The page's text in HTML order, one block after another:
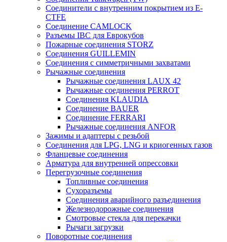
Соединители с внутренним покрытием из E-
CTFE
Соединение CAMLOCK
Разъемы IBC для Еврокубов
Пожарные соединения STORZ
Соединения GUILLEMIN
Соединения с симметричными захватами
Рычажные соединения
Рычажные соединения LAUX 42
Рычажные соединения PERROT
Соединения KLAUDIA
Соединение BAUER
Соединение FERRARI
Рычажные соединения ANFOR
Зажимы и адаптеры с резьбой
Соединения для LPG, LNG и криогенных газов
Фланцевые соединения
Арматура для внутренней опрессовки
Перегрузочные соединения
Топливные соединения
Сухоразъемы
Соединения аварийного разъединения
Железнодорожные соединения
Смотровые стекла для перекачки
Рычаги загрузки
Поворотные соединения